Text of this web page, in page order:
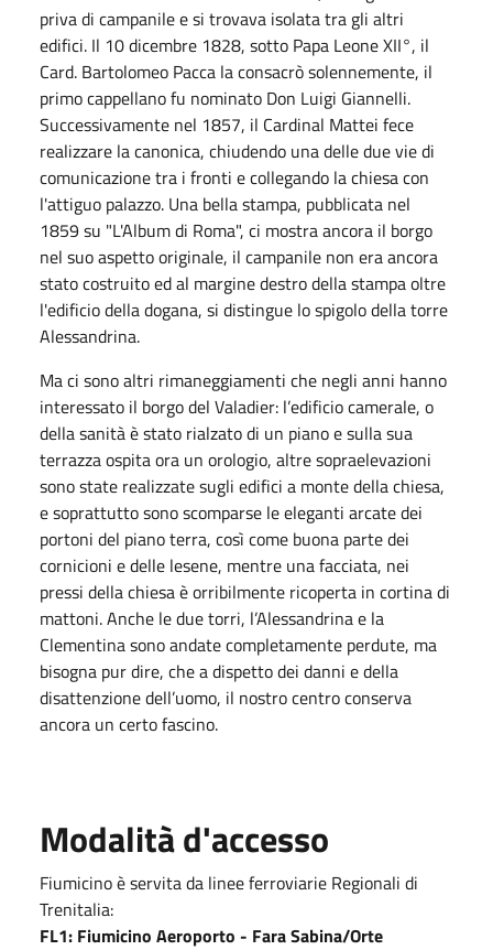
priva di campanile e si trovava isolata tra gli altri
edifici. Il 10 dicembre 1828, sotto Papa Leone XII°, il
Card. Bartolomeo Pacca la consacrò solennemente, il
primo cappellano fu nominato Don Luigi Giannelli.
Successivamente nel 1857, il Cardinal Mattei fece
realizzare la canonica, chiudendo una delle due vie di
comunicazione tra i fronti e collegando la chiesa con
l'attiguo palazzo. Una bella stampa, pubblicata nel
1859 su "L'Album di Roma", ci mostra ancora il borgo
nel suo aspetto originale, il campanile non era ancora
stato costruito ed al margine destro della stampa oltre
l'edificio della dogana, si distingue lo spigolo della torre
Alessandrina.
Ma ci sono altri rimaneggiamenti che negli anni hanno
interessato il borgo del Valadier: l’edificio camerale, o
della sanità è stato rialzato di un piano e sulla sua
terrazza ospita ora un orologio, altre sopraelevazioni
sono state realizzate sugli edifici a monte della chiesa,
e soprattutto sono scomparse le eleganti arcate dei
portoni del piano terra, così come buona parte dei
cornicioni e delle lesene, mentre una facciata, nei
pressi della chiesa è orribilmente ricoperta in cortina di
mattoni. Anche le due torri, l’Alessandrina e la
Clementina sono andate completamente perdute, ma
bisogna pur dire, che a dispetto dei danni e della
disattenzione dell’uomo, il nostro centro conserva
ancora un certo fascino.
Modalità d'accesso
Fiumicino è servita da linee ferroviarie Regionali di
Trenitalia:
FL1: Fiumicino Aeroporto - Fara Sabina/Orte